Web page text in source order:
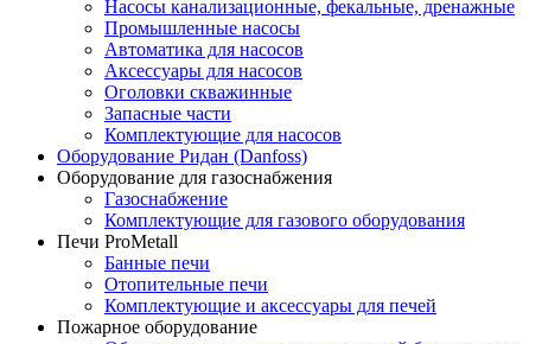
Насосы канализационные, фекальные, дренажные
Промышленные насосы
Автоматика для насосов
Аксессуары для насосов
Оголовки скважинные
Запасные части
Комплектующие для насосов
Оборудование Ридан (Danfoss)
Оборудование для газоснабжения
Газоснабжение
Комплектующие для газового оборудования
Печи ProMetall
Банные печи
Отопительные печи
Комплектующие и аксессуары для печей
Пожарное оборудование